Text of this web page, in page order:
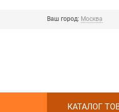
Ваш город: Москва
КАТАЛОГ